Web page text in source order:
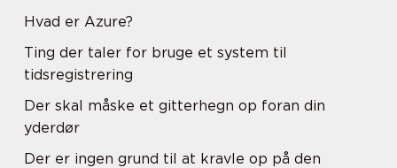
Hvad er Azure?
Ting der taler for bruge et system til
tidsregistrering
Der skal måske et gitterhegn op foran din
yderdør
Der er ingen grund til at kravle op på den